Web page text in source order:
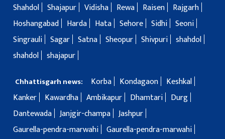
Shahdol Shajapur Vidisha Rewa Raisen
Rajgarh
Hoshangabad
Harda Hata Sehore Sidhi Seoni
Singrauli Sagar Satna Sheopur Shivpuri shahdol
shahdol shajapur
Chhattisgarh news: Korba Kondagaon
Keshkal
Kanker
Kawardha Ambikapur Dhamtari
Durg
Dantewada Janjgir-champa Jashpur
Gaurella-pendra-marwahi Gaurella-pendra-marwahi